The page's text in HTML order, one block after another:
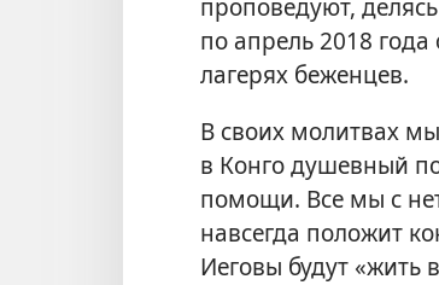
проповедуют,
по апрель 2018
лагерях беженцев.
В своих молитвах
в Конго душевный
помощи. Все мы с
навсегда положит
Иеговы будут «жить